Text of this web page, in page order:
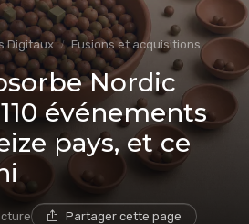
Digitaux Fusions et acquisitions
Nordic
événements
pays, et ce
Partager cette page